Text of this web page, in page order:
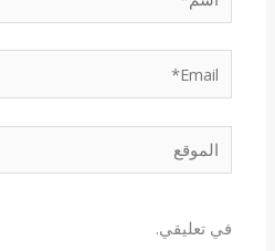
Email*
الموقع
في تعليقي.